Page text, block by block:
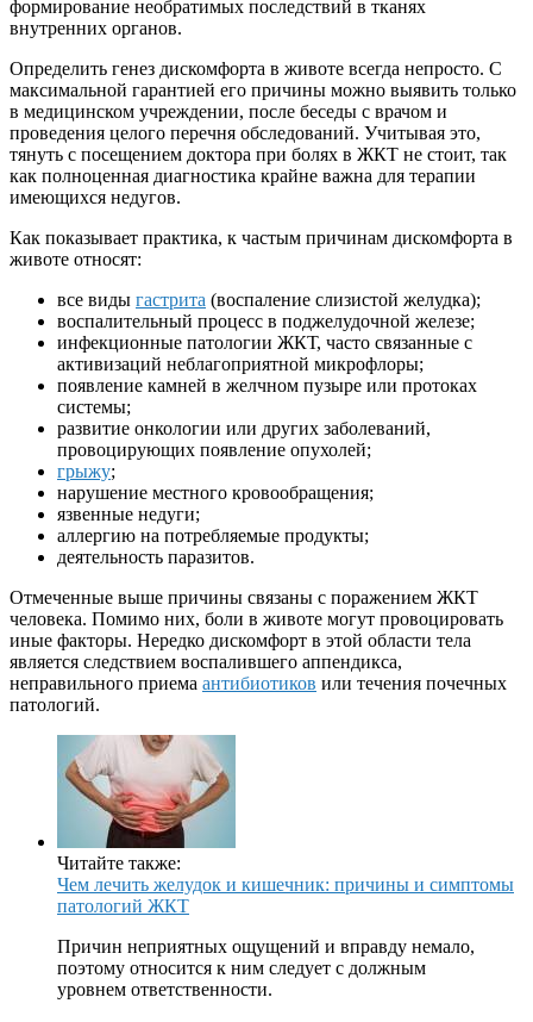
формирование необратимых последствий в тканях
внутренних органов.
Определить генез дискомфорта в животе всегда непросто. С
максимальной гарантией его причины можно выявить только
в медицинском учреждении, после беседы с врачом и
проведения целого перечня обследований. Учитывая это,
тянуть с посещением доктора при болях в ЖКТ не стоит, так
как полноценная диагностика крайне важна для терапии
имеющихся недугов.
Как показывает практика, к частым причинам дискомфорта в
животе относят:
все виды гастрита (воспаление слизистой желудка);
воспалительный процесс в поджелудочной железе;
инфекционные патологии ЖКТ, часто связанные с
активизаций неблагоприятной микрофлоры;
появление камней в желчном пузыре или протоках
системы;
развитие онкологии или других заболеваний,
провоцирующих появление опухолей;
грыжу;
нарушение местного кровообращения;
язвенные недуги;
аллергию на потребляемые продукты;
деятельность паразитов.
Отмеченные выше причины связаны с поражением ЖКТ
человека. Помимо них, боли в животе могут провоцировать
иные факторы. Нередко дискомфорт в этой области тела
является следствием воспалившего аппендикса,
неправильного приема антибиотиков или течения почечных
патологий.
Читайте также:
Чем лечить желудок и кишечник: причины и симптомы
патологий ЖКТ
Причин неприятных ощущений и вправду немало,
поэтому относится к ним следует с должным
уровнем ответственности.